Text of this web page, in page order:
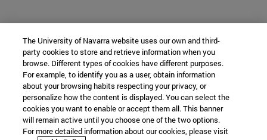
The University of Navarra website uses our own and third-
party cookies to store and retrieve information when you
browse. Different types of cookies have different purposes.
For example, to identify you as a user, obtain information
about your browsing habits respecting your privacy, or
personalize how the content is displayed. You can select the
cookies you want to enable or accept them all. This banner
will remain active until you choose one of the two options.
For more detailed information about our cookies, please visit